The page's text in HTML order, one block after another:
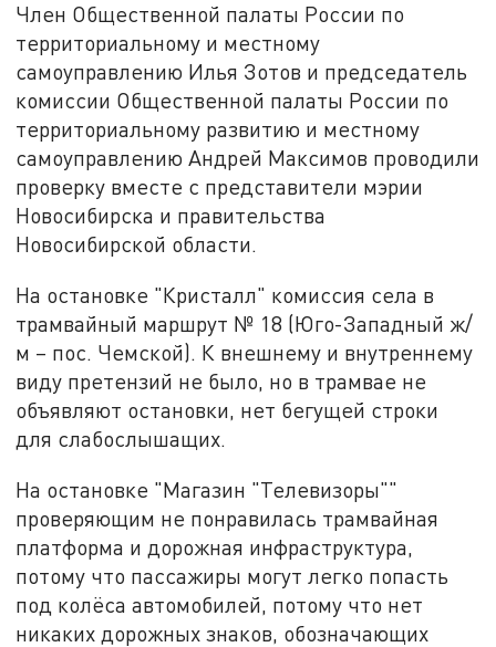
Член Общественной палаты России по
территориальному и местному
самоуправлению Илья Зотов и председатель
комиссии Общественной палаты России по
территориальному развитию и местному
самоуправлению Андрей Максимов проводили
проверку вместе с представители мэрии
Новосибирска и правительства
Новосибирской области.
На остановке "Кристалл" комиссия села в
трамвайный маршрут № 18 (Юго-Западный ж/
м – пос. Чемской). К внешнему и внутреннему
виду претензий не было, но в трамвае не
объявляют остановки, нет бегущей строки
для слабослышащих.
На остановке "Магазин "Телевизоры""
проверяющим не понравилась трамвайная
платформа и дорожная инфраструктура,
потому что пассажиры могут легко попасть
под колёса автомобилей, потому что нет
никаких дорожных знаков, обозначающих